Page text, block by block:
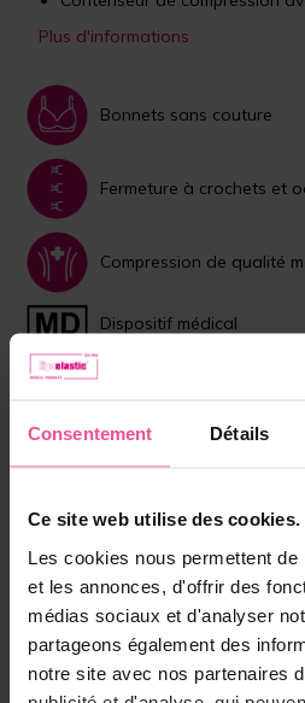
Consentement Détails
Ce site web utilise des cookies.
Les cookies nous permettent
et les annonces, d'offrir des
médias sociaux et d'analyser
partageons également des
notre site avec nos partenaires
Plus d'informations
Bonnets sans couture
Fermeture à crochets et
Compression de qualité
Dispositif médical
Beige
Noir
Taille: XS
En stock